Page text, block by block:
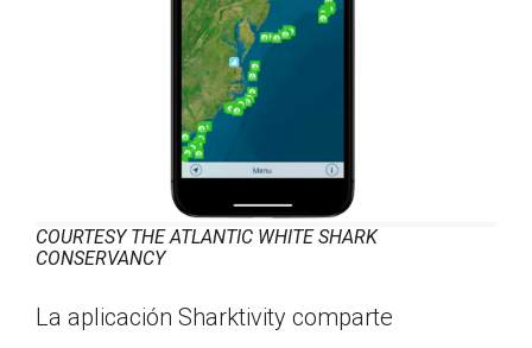
COURTESY THE ATLANTIC WHITE SHARK
CONSERVANCY
La aplicación Sharktivity comparte